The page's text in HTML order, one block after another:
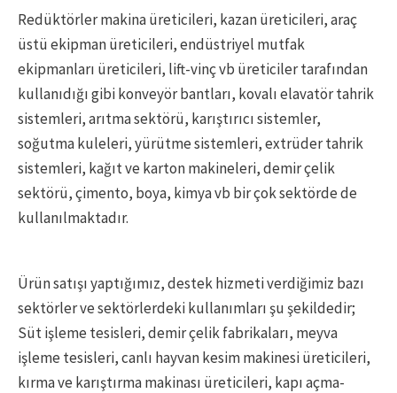
Redüktörler makina üreticileri, kazan üreticileri, araç
üstü ekipman üreticileri, endüstriyel mutfak
ekipmanları üreticileri, lift-vinç vb üreticiler tarafından
kullanıdığı gibi konveyör bantları, kovalı elavatör tahrik
sistemleri, arıtma sektörü, karıştırıcı sistemler,
soğutma kuleleri, yürütme sistemleri, extrüder tahrik
sistemleri, kağıt ve karton makineleri, demir çelik
sektörü, çimento, boya, kimya vb bir çok sektörde de
kullanılmaktadır.
Ürün satışı yaptığımız, destek hizmeti verdiğimiz bazı
sektörler ve sektörlerdeki kullanımları şu şekildedir;
Süt işleme tesisleri, demir çelik fabrikaları, meyva
işleme tesisleri, canlı hayvan kesim makinesi üreticileri,
kırma ve karıştırma makinası üreticileri, kapı açma-